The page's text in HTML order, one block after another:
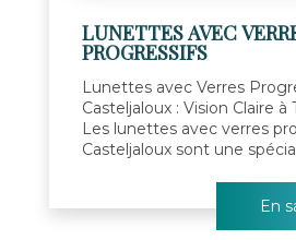
LUNETTES AVEC
PROGRESSIFS
Lunettes avec Verres
Casteljaloux : Vision Claire
Les lunettes avec verres
Casteljaloux sont une
En